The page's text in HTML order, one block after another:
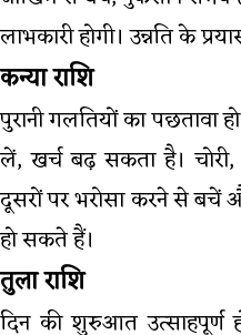
लाभकारी होगी। उन्नति के
कन्या राशि
पुरानी गलतियों का पछतावा
लें, खर्च बढ़ सकता है। चोरी,
दूसरों पर भरोसा करने से बचें
हो सकते हैं।
तुला राशि
दिन की शुरुआत उत्साहपूर्ण